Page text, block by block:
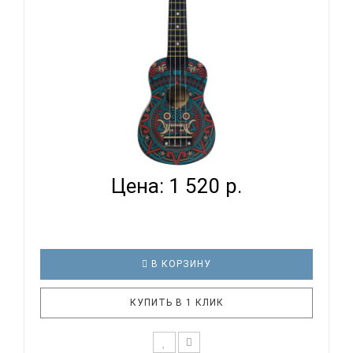
TERRIS JUS-20 MAYA - УКУЛЕЛЕ СОПРАНО...
Цена: 1 520 р.
В КОРЗИНУ
КУПИТЬ В 1 КЛИК